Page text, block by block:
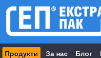
Продукти За нас Блог